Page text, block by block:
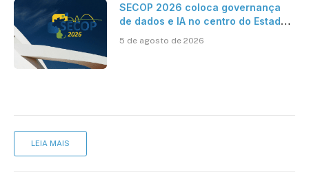
SECOP 2026 coloca governança
de dados e IA no centro do Estado
5 de agosto de 2026
LEIA MAIS